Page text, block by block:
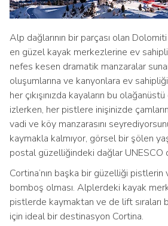
Alp dağlarının bir parçası olan Dolomiti
en güzel kayak merkezlerine ev
nefes kesen dramatik manzaralar
oluşumlarına ve kanyonlara ev
her çıkışınızda kayaların bu
izlerken, her pistlere inişinizde
vadi ve köy manzarasını
kaymakla kalmıyor, görsel bir şölen
postal güzelliğindeki dağlar UNESCO
Cortina’nın başka bir güzelliği
bomboş olması. Alplerdeki kayak
pistlerde kaymaktan ve de lift sıraları
için ideal bir destinasyon Cortina.